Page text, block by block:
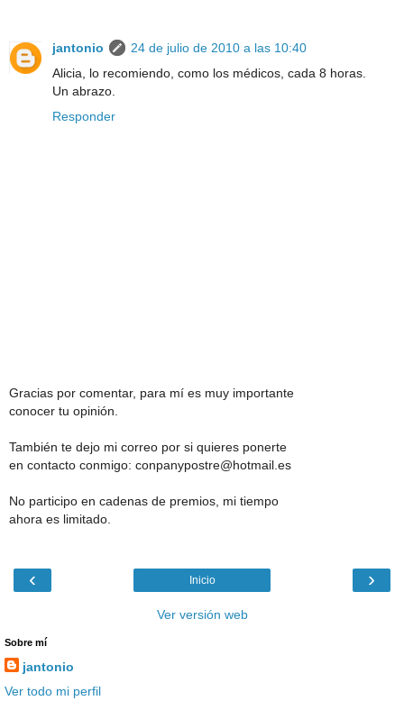
jantonio
24 de julio de 2010 a las 10:40
Alicia, lo recomiendo, como los médicos, cada 8 horas.
Un abrazo.
Responder
Gracias por comentar, para mí es muy importante
conocer tu opinión.
También te dejo mi correo por si quieres ponerte
en contacto conmigo: conpanypostre@hotmail.es
No participo en cadenas de premios, mi tiempo
ahora es limitado.
‹ ›
Inicio
Ver versión web
Sobre mí
jantonio
Ver todo mi perfil